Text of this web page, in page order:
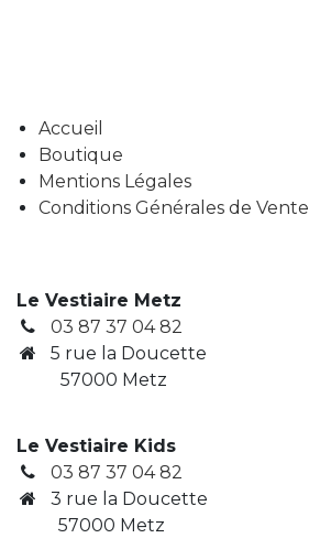
Accueil
Boutique
Mentions Légales
Conditions Générales de Vente
Le Vestiaire Metz
03 87 37 04 82
5 rue la Doucette
57000 Metz
Le Vestiaire Kids
03 87 37 04 82
3 rue la Doucette
​ 57000 Metz